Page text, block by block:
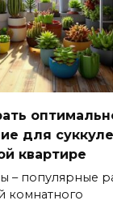
для
квартире
– популярные
комнатного